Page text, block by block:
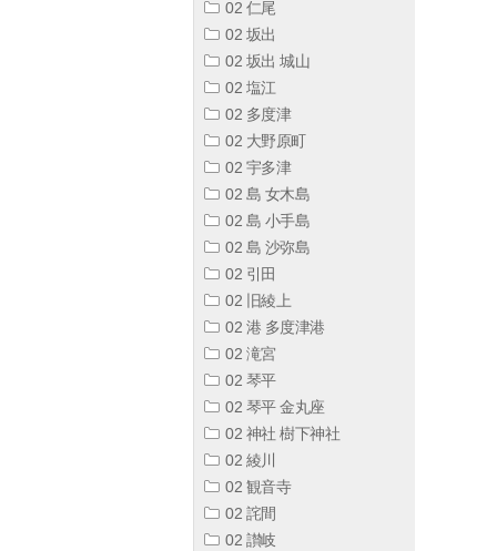
02 仁尾
02 坂出
02 坂出 城山
02 塩江
02 多度津
02 大野原町
02 宇多津
02 島 女木島
02 島 小手島
02 島 沙弥島
02 引田
02 旧綾上
02 港 多度津港
02 滝宮
02 琴平
02 琴平 金丸座
02 神社 樹下神社
02 綾川
02 観音寺
02 詫間
02 讃岐